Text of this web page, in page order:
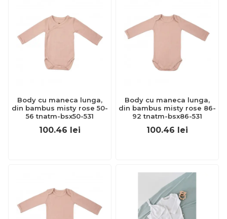
Body cu maneca lunga,
din bambus misty rose 50-
56 tnatm-bsx50-531
100.46 lei
Body cu maneca lunga,
din bambus misty rose 86-
92 tnatm-bsx86-531
100.46 lei